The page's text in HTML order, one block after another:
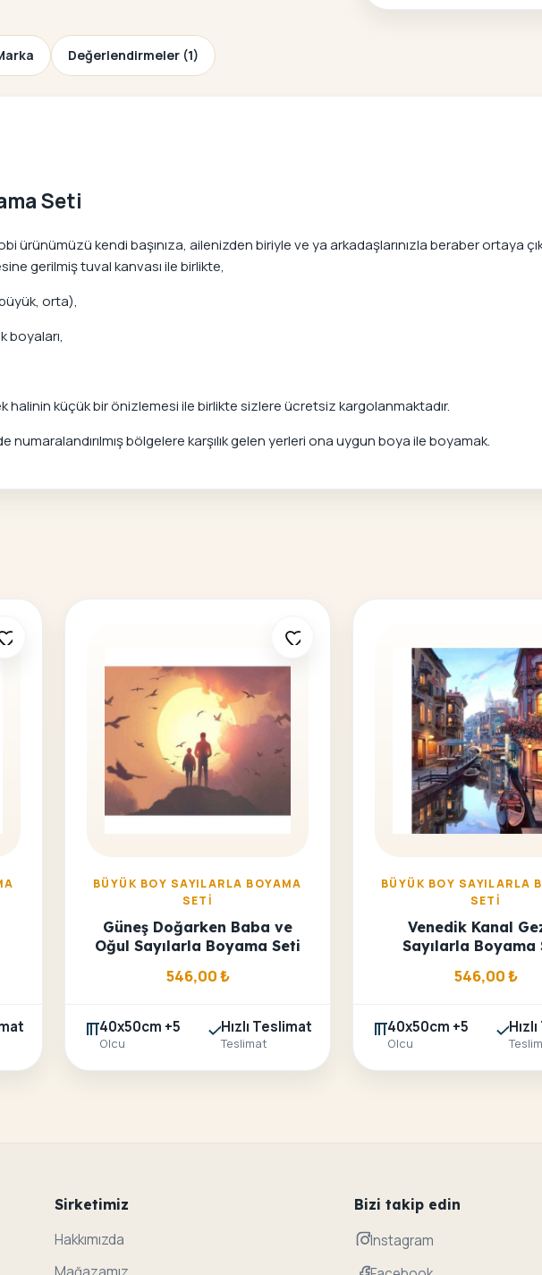
Değerlendirmeler (1)
Seti
ürünümüzü kendi başınıza, ailenizden biriyle ve ya arkadaşlarınızla beraber ortaya
gerilmiş tuval kanvası ile birlikte,
orta),
boyaları,
halinin küçük bir önizlemesi ile birlikte sizlere ücretsiz kargolanmaktadır.
bölgelere karşılık gelen yerleri ona uygun boya ile boyamak.
BÜYÜK BOY SAYILARLA BOYAMA
SETI
Güneş Doğarken Baba ve
Oğul Sayılarla Boyama Seti
546,00₺
40x50cm +5
Olcu
Hızlı Teslimat
Teslimat
BÜYÜK BOY SAYILARLA
SETI
Venedik Kanal
Sayılarla Boyama
546,00₺
40x50cm +5
Olcu
Sirketimiz
Hakkımızda
Bizi takip edin
Instagram